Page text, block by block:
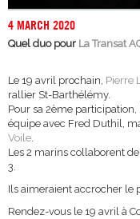
4 MARCH 2020
Quel duo pour La Transat
Le 19 avril prochain, Pierre
rallier St-Barthélémy.
Pour sa 2ème
équipe avec Fred Duthil,
Voile.
Les 2 marins collaborent
3.
Ils aimeraient accrocher le
Rendez-vous le 19 avril à